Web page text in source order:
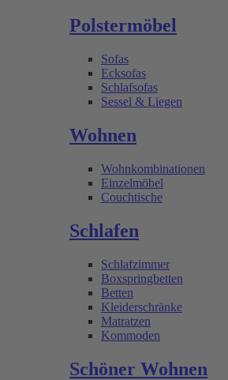
Polstermöbel
Sofas
Ecksofas
Schlafsofas
Sessel & Liegen
Wohnen
Wohnkombinationen
Einzelmöbel
Couchtische
Schlafen
Schlafzimmer
Boxspringbetten
Betten
Kleiderschränke
Matratzen
Kommoden
Schöner Wohnen